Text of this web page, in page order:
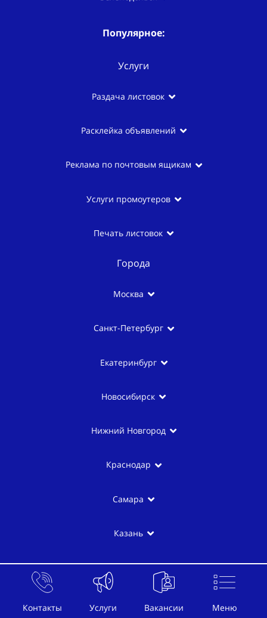
Контакты Услуги Вакансии Меню
Популярное:
Услуги
Раздача листовок
Расклейка объявлений
Реклама по почтовым ящикам
Услуги промоутеров
Печать листовок
Города
Москва
Санкт-Петербург
Екатеринбург
Новосибирск
Нижний Новгород
Краснодар
Самара
Казань